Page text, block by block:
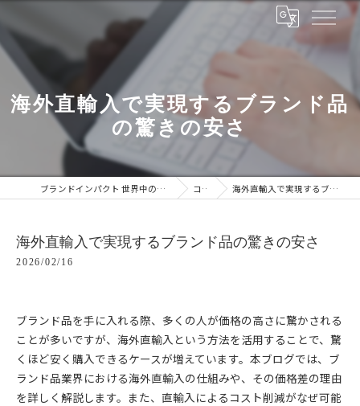
海外直輸入で実現するブランド品
の驚きの安さ
ブランドインパクト 世界中のブランドをあなたの手に コラム 海外直輸入で実現するブランド品の驚きの安さ
海外直輸入で実現するブランド品の驚きの安さ
2026/02/16
ブランド品を手に入れる際、多くの人が価格の高さに驚かされる
ことが多いですが、海外直輸入という方法を活用することで、驚
くほど安く購入できるケースが増えています。本ブログでは、ブ
ランド品業界における海外直輸入の仕組みや、その価格差の理由
を詳しく解説します。また、直輸入によるコスト削減がなぜ可能